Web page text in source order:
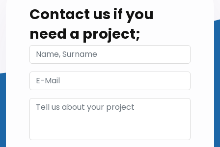
Contact us if you
need a project;